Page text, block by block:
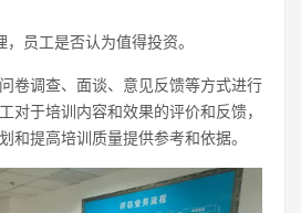
员工是否认为值得投资。
卷调查、面谈、意见反馈等方式进行
对于培训内容和效果的评价和反馈，
和提高培训质量提供参考和依据。